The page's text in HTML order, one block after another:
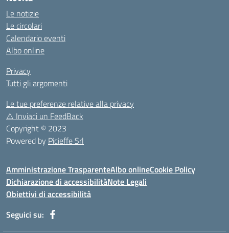
Le notizie
Le circolari
Calendario eventi
Albo online
Privacy
Tutti gli argomenti
Le tue preferenze relative alla privacy
⚠️ Inviaci un FeedBack
Copyright © 2023
Powered by Picieffe Srl
Amministrazione TrasparenteAlbo onlineCookie Policy
Dichiarazione di accessibilitàNote Legali
Obiettivi di accessibilità
Seguici su: